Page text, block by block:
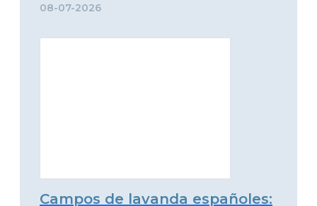
08-07-2026
Campos de lavanda españoles: